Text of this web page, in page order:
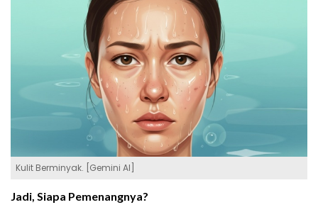
Kulit Berminyak. [Gemini AI]
Jadi, Siapa Pemenangnya?